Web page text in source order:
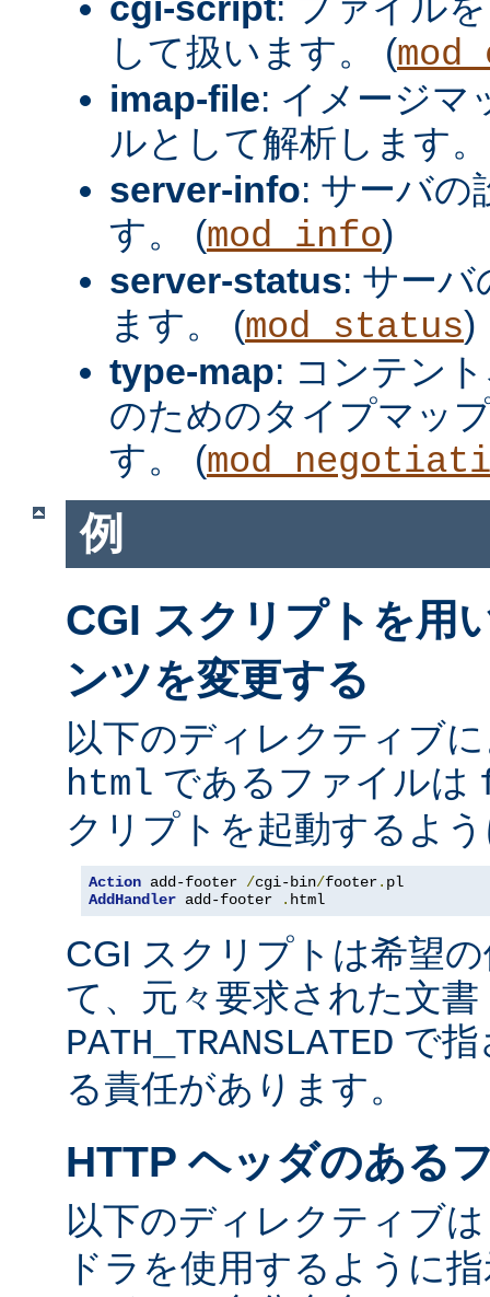
して扱います。 (
imap-file: イメージマ
ルとして解析します
server-info: サーバの
す。 (mod_info)
server-status: サーバ
ます。 (mod_status)
type-map: コンテン
のためのタイプマッ
す。 (
例
CGI スクリプトを用
ンツを変更する
以下のディレクティブ
html であるファイルは
クリプトを起動するよ
Action add-footer /cgi-bin/footer.
AddHandler add-footer . html
CGI スクリプトは希望
て、元々要求された文書
PATH_TRANSLATED で指
る責任があります。
HTTP ヘッダのある
以下のディレクティブ
ドラを使用するように